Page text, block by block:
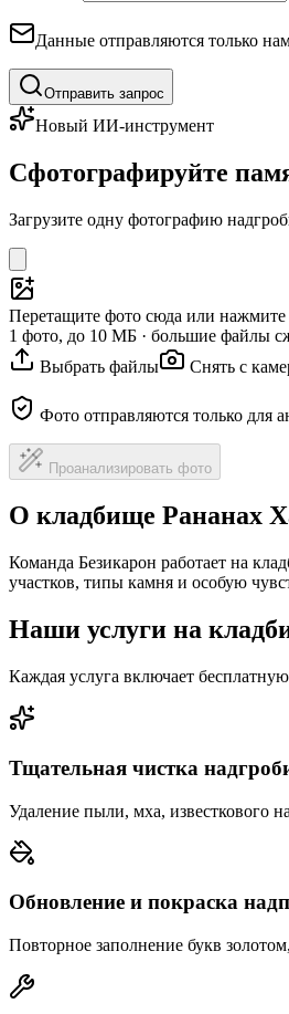
Данные отправляются только
Отправить запрос
Новый ИИ-инструмент
Сфотографируйте
Загрузите одну фотографию
Перетащите фото сюда или нажмите
1 фото, до 10 МБ · большие файлы
Выбрать файлы
Снять с
Фото отправляются только для
Проанализировать фото
О кладбище Рананах
Команда Безикарон работает на
участков, типы камня и особую
Наши услуги на
Каждая услуга включает
Тщательная чистка
Удаление пыли, мха, известкового
Обновление и покраска
Повторное заполнение букв